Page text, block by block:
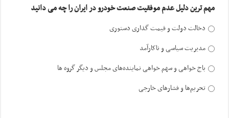
مهم ترین دلیل عدم موفقیت صنعت خودرو در ایران را چه می دانید
دخالت دولت و قیمت گذاری دستوری
مدیریت سیاسی و ناکارآمد
باج خواهی و سهم خواهی نماینده‌های مجلس و دیگر گروه ها
تحریم‌ها و فشارهای خارجی